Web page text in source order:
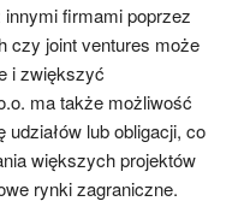
innymi firmami poprzez
czy joint ventures może
i zwiększyć
ma także możliwość
lub obligacji, co
większych projektów
rynki zagraniczne.